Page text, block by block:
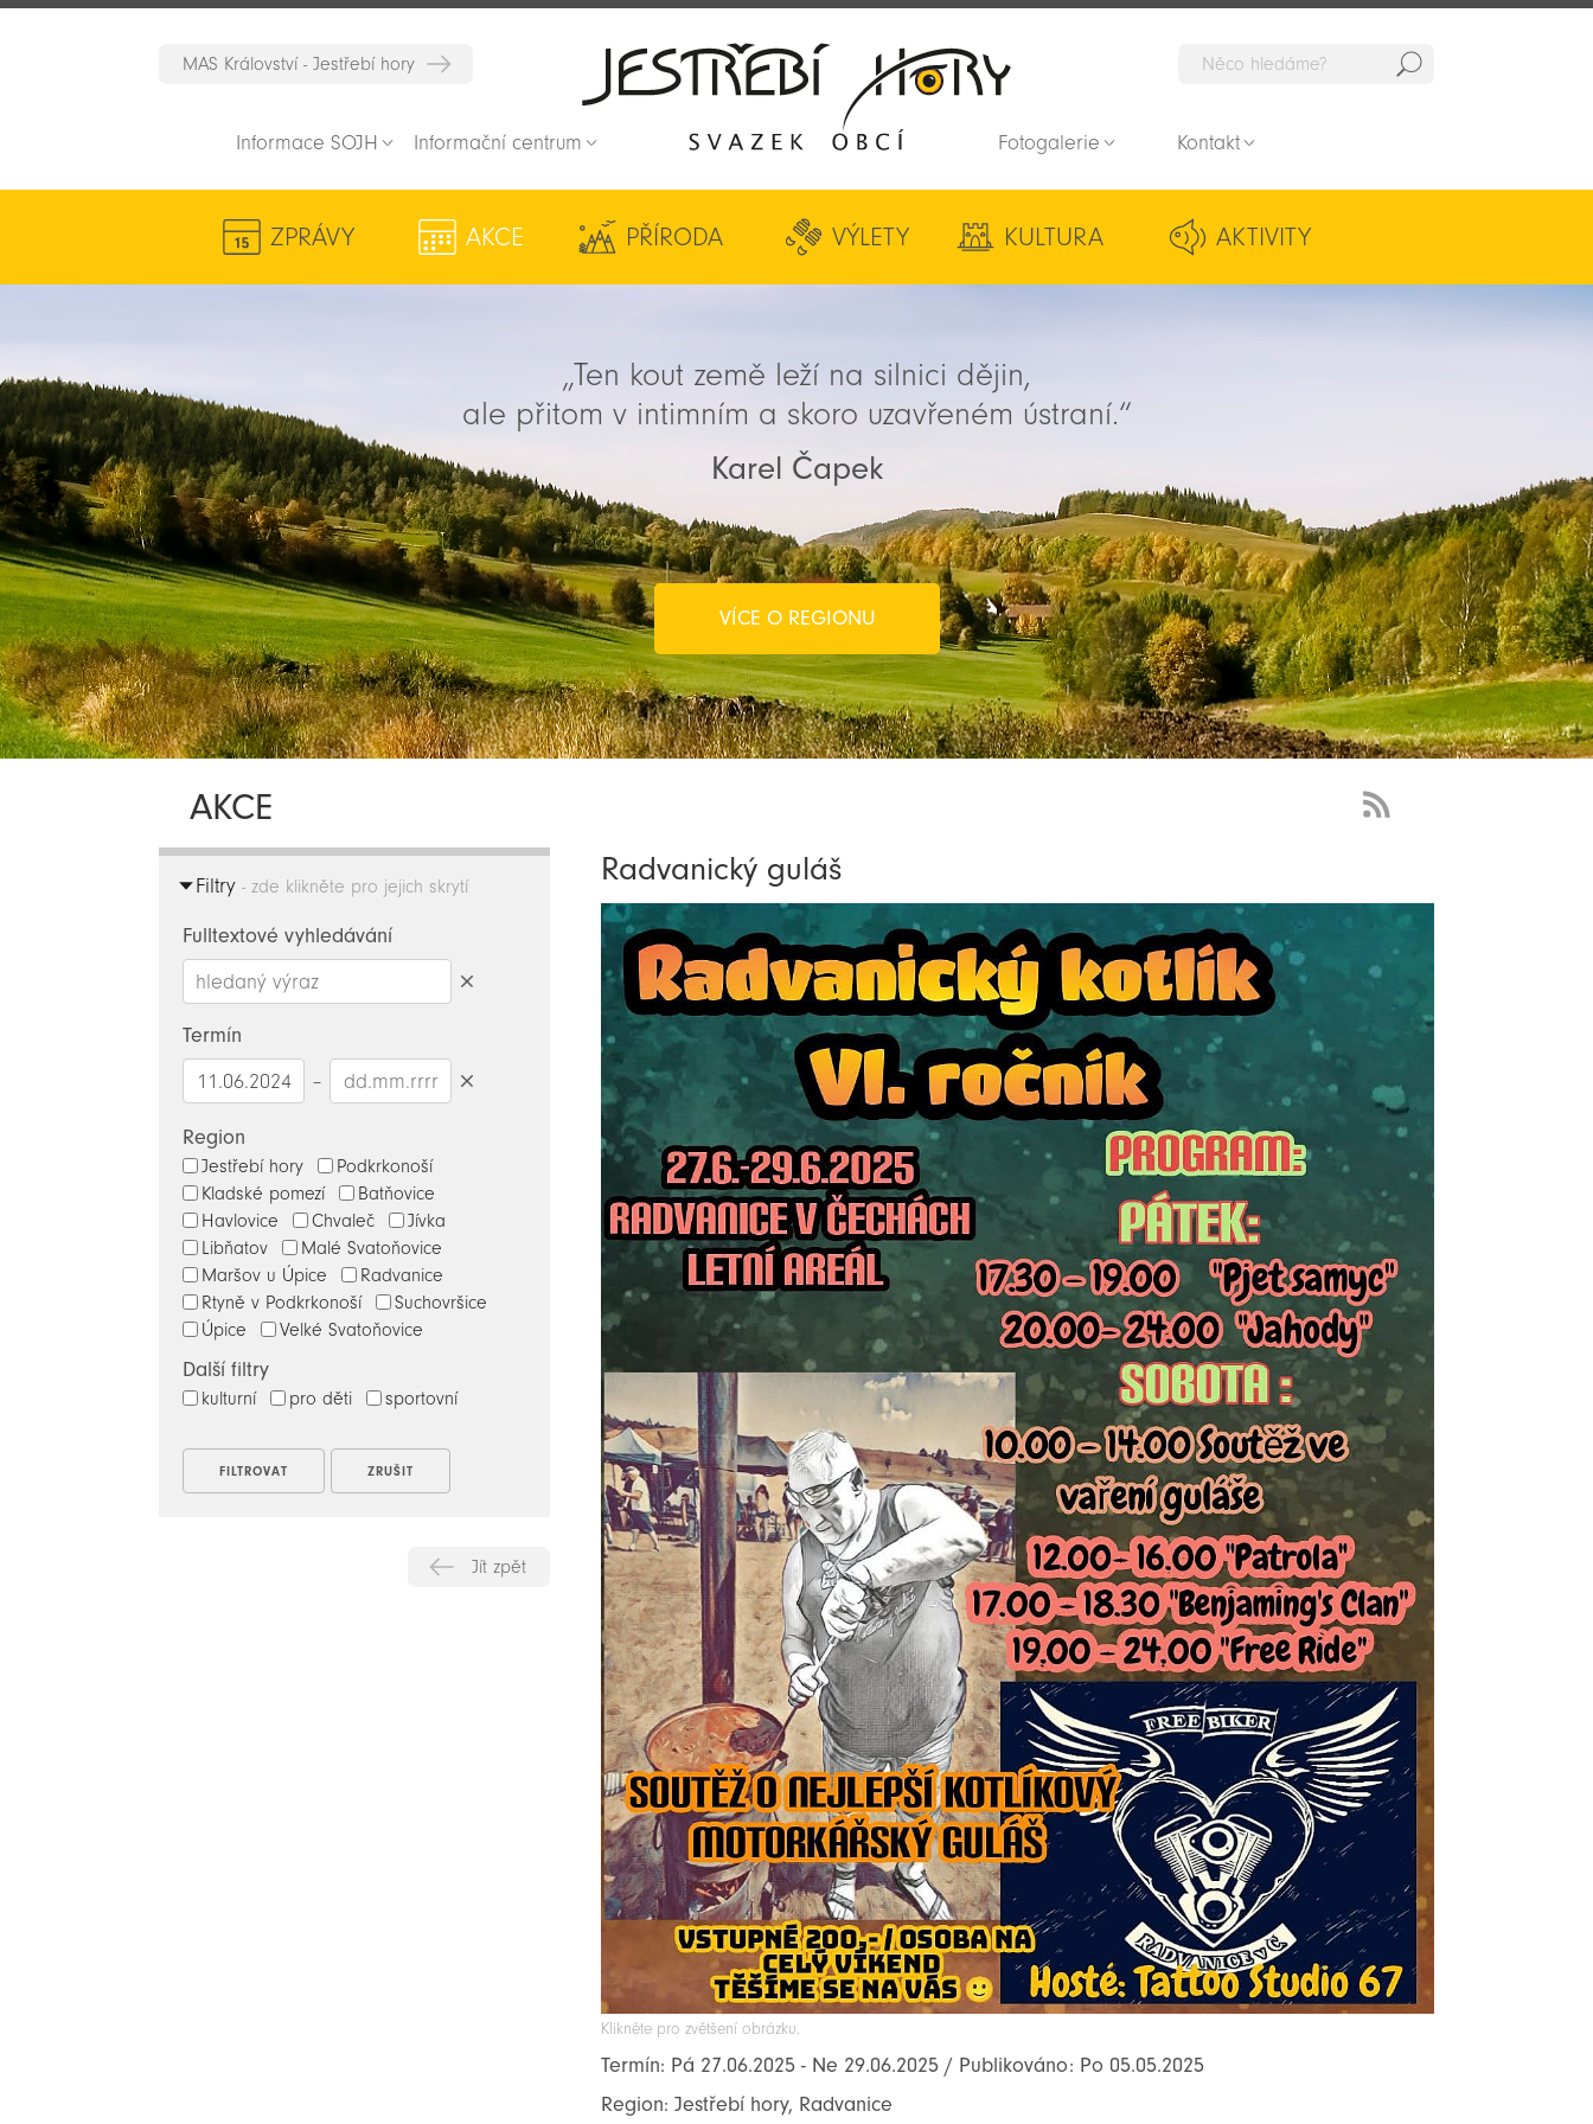
MAS Království - Jestřebí hory
Informace SOJH Informační centrum Fotogalerie Kontakt
ZPRÁVY AKCE PŘÍRODA VÝLETY KULTURA AKTIVITY
„Ten kout země leží na silnici dějin,
ale přitom v intimním a skoro uzavřeném ústraní.“
Karel Čapek
VÍCE O REGIONU
AKCE
novinky
Filtry - zde klikněte pro jejich skrytí
Fulltextové vyhledávání
Termín
–
Region
Jestřebí hory
Podkrkonoší
Kladské pomezí
Batňovice
Havlovice
Chvaleč
Jívka
Libňatov
Malé Svatoňovice
Maršov u Úpice
Radvanice
Rtyně v Podkrkonoší
Suchovršice
Úpice
Velké Svatoňovice
Další filtry
kulturní pro děti sportovní
Jít zpět
Radvanický guláš
Klikněte pro zvětšení obrázku.
Termín: Pá 27.06.2025 - Ne 29.06.2025 / Publikováno: Po 05.05.2025
Region: Jestřebí hory, Radvanice